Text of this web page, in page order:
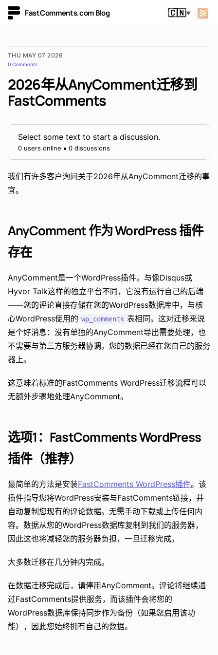
FastComments.com Blog 🇨🇳▼
THU MAY 07 2026
0 Comments
2026年从AnyComment迁移到
FastComments
Select some text to start a discussion.
0 users online 0 discussions
我们有许多客户询问关于2026年从AnyComment迁移的事
宜。
AnyComment 作为 WordPress 插件
存在
AnyComment是一个WordPress插件。与像Disqus或
Hyvor Talk这样的独立平台不同，它没有运行自己的后端
——您的评论直接存储在您的WordPress数据库中，与核
心WordPress使用的 wp_comments 表相同。这对迁移来说
是个好消息：没有单独的AnyComment导出需要处理，也
不需要与第三方服务器协调。您的数据已经在您自己的服务
器上。
这意味着标准的FastComments WordPress迁移流程可以
无额外步骤地处理AnyComment。
选项1：FastComments WordPress
插件（推荐）
最简单的方法是安装FastComments WordPress插件。该
插件指导您将WordPress安装与FastComments链接，并
自动复制您现有的评论数据。无需手动下载或上传任何内
容。数据从您的WordPress数据库复制到我们的服务器，
因此这也将减轻您的服务器负担，一旦迁移完成。
大多数迁移在几分钟内完成。
在数据迁移完成后，请停用AnyComment。评论将继续通
过FastComments提供服务，而该插件会将您的
WordPress数据库保持同步作为备份（如果您启用该功
能），因此您始终拥有自己的数据。